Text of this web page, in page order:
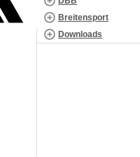
Breitensport
Downloads